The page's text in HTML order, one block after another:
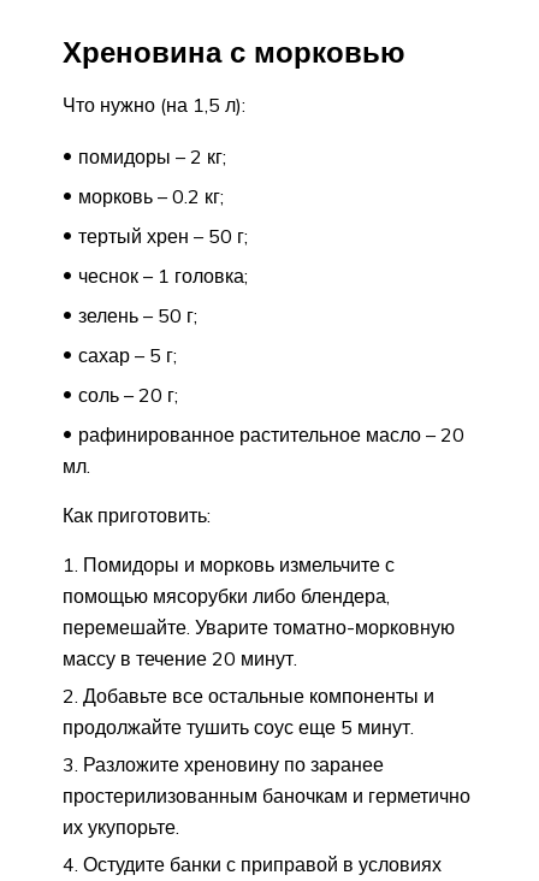
Хреновина с морковью
Что нужно (на 1,5 л):
помидоры – 2 кг;
морковь – 0.2 кг;
тертый хрен – 50 г;
чеснок – 1 головка;
зелень – 50 г;
сахар – 5 г;
соль – 20 г;
рафинированное растительное масло – 20
мл.
Как приготовить:
Помидоры и морковь измельчите с
помощью мясорубки либо блендера,
перемешайте. Уварите томатно-морковную
массу в течение 20 минут.
Добавьте все остальные компоненты и
продолжайте тушить соус еще 5 минут.
Разложите хреновину по заранее
простерилизованным баночкам и герметично
их укупорьте.
Остудите банки с приправой в условиях